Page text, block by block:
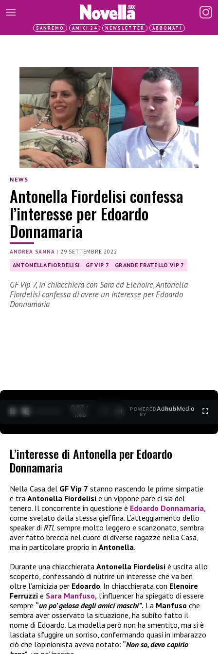
SANREMO AMICI 24 NEWSLETTER ABBONATI
NEWS
Antonella Fiordelisi confessa
l’interesse per Edoardo
Donnamaria
ANDREA SANNA |29 SETTEMBRE 2022
ANTONELLA FIORDELISI GF VIP 7 GRANDE FRATELLO VIP 7
GF Vip 7, in chiacchiera con Sara ed Elenoire, Antonella
Fiordelisi confessa di avere un interesse per Edoardo
Donnamaria
0:27 /
1:40
POWERED
BY
AdhubMedia
L’interesse di Antonella per Edoardo
Donnamaria
Nella Casa del GF Vip 7 stanno nascendo le prime simpatie
e tra Antonella Fiordelisi e un vippone pare ci sia del
tenero. Il concorrente in questione è Edoardo Donnamaria,
come svelato dalla stessa gieffina. L’atteggiamento dello
speaker di RTL sempre molto leggero e scanzonato, sembra
aver fatto breccia nel cuore di diverse ragazze nella Casa,
ma in particolare proprio in Antonella.
Durante una chiacchierata Antonella Fiordelisi è uscita allo
scoperto, confessando di nutrire un interesse che va ben
oltre l’amicizia per Edoardo. In chiacchierata con Elenoire
Ferruzzi e Sara Manfuso, l’influencer ha spiegato di essere
sempre “un po’ gelosa degli amici maschi”. La Manfuso che
sembra aver osservato la situazione, ha subito fatto il
nome di Edoardo. La modella però non ha smentito, ma si è
lasciata sfuggire un sorriso, confermando quasi in imbarazzo
ciò che l’opinionista aveva notato: “Non so, devo capirlo